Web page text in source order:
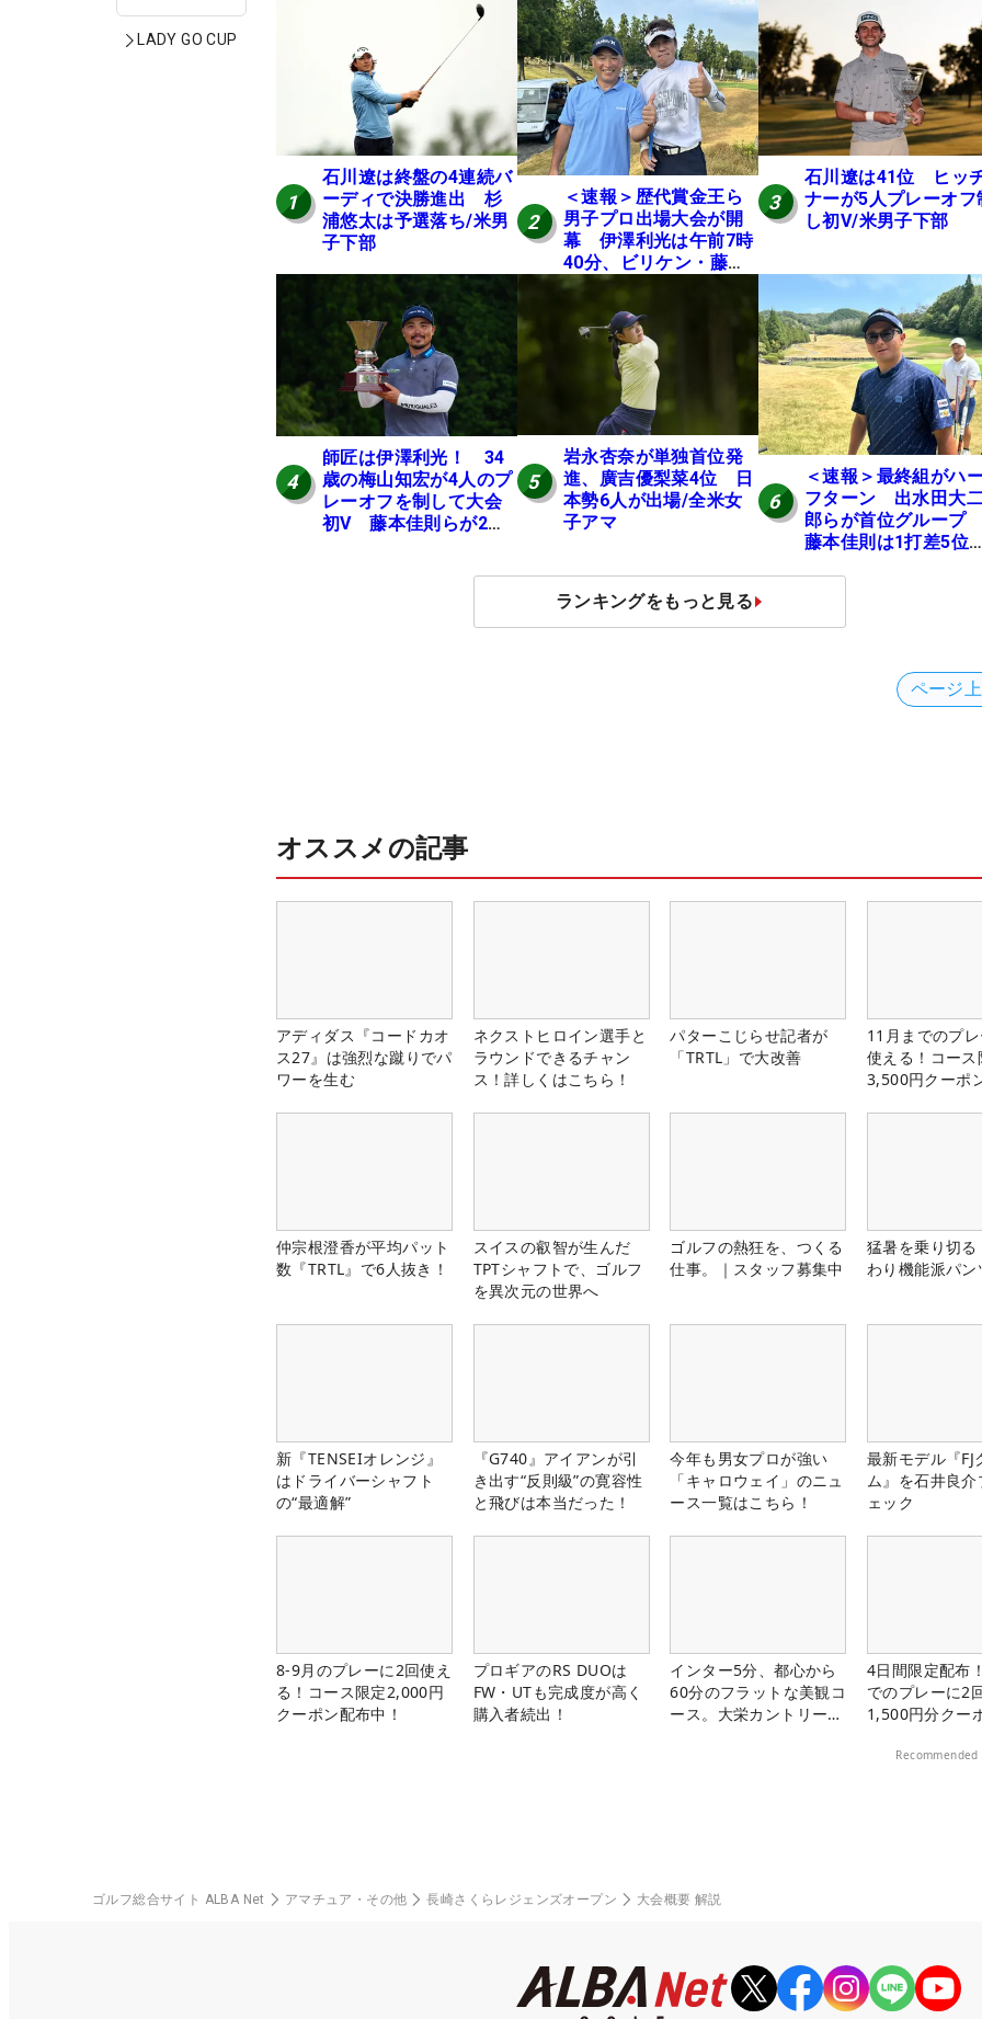
LADY GO CUP
1
石川遼は終盤の4連続バ
ーディで決勝進出 杉
浦悠太は予選落ち/米男
子下部
2
＜速報＞歴代賞金王ら
男子プロ出場大会が開
幕 伊澤利光は午前7時
40分、ビリケン・藤本
佳則は午前9時30分にテ
ィオフ【MAIN STAGE
JOYX OPEN】
3
石川遼は41位 ヒッ
ナーが5人プレーオフ
し初V/米男子下部
4
師匠は伊澤利光！ 34
歳の梅山知宏が4人のプ
レーオフを制して大会
初V 藤本佳則らが2位
5
岩永杏奈が単独首位発
進、廣吉優梨菜4位 日
本勢6人が出場/全米女
子アマ
6
＜速報＞最終組がハ
フターン 出水田大
郎らが首位グルー
藤本佳則は1打差5
ランキングをもっと見る
ページ
オススメの記事
アディダス『コードカオ
ス27』は強烈な蹴りでパ
ワーを生む
ネクストヒロイン選手と
ラウンドできるチャン
ス！詳しくはこちら！
パターこじらせ記者が
「TRTL」で大改善
11月までのプ
使える！コース
3,500円クーポ
仲宗根澄香が平均パット
数『TRTL』で6人抜き！
スイスの叡智が生んだ
TPTシャフトで、ゴルフ
を異次元の世界へ
ゴルフの熱狂を、つくる
仕事。｜スタッフ募集中
猛暑を乗り切
わり機能派パン
新『TENSEIオレンジ』
はドライバーシャフト
の“最適解”
『G740』アイアンが引
き出す“反則級”の寛容性
と飛びは本当だった！
今年も男女プロが強い
「キャロウェイ」のニュ
ース一覧はこちら！
最新モデル『FJ
ム』を石井良
ェック
8-9月のプレーに2回使え
る！コース限定2,000円
クーポン配布中！
プロギアのRS DUOは
FW・UTも完成度が高く
購入者続出！
インター5分、都心から
60分のフラットな美観コ
ース。大栄カントリー俱
4日間限定配布
でのプレーに2
1,500円分クー
Recommended
ゴルフ総合サイト ALBA Net アマチュア・その他 長崎さくらレジェンズオープン 大会概要 解説